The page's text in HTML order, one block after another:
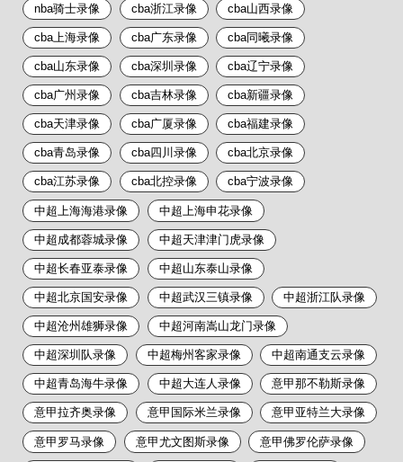
nba骑士录像 cba浙江录像 cba山西录像
cba上海录像 cba广东录像 cba同曦录像
cba山东录像 cba深圳录像 cba辽宁录像
cba广州录像 cba吉林录像 cba新疆录像
cba天津录像 cba广厦录像 cba福建录像
cba青岛录像 cba四川录像 cba北京录像
cba江苏录像 cba北控录像 cba宁波录像
中超上海海港录像 中超上海申花录像
中超成都蓉城录像 中超天津津门虎录像
中超长春亚泰录像 中超山东泰山录像
中超北京国安录像 中超武汉三镇录像 中超浙江队录像
中超沧州雄狮录像 中超河南嵩山龙门录像
中超深圳队录像 中超梅州客家录像 中超南通支云录像
中超青岛海牛录像 中超大连人录像 意甲那不勒斯录像
意甲拉齐奥录像 意甲国际米兰录像 意甲亚特兰大录像
意甲罗马录像 意甲尤文图斯录像 意甲佛罗伦萨录像